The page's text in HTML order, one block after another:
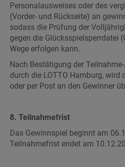
Personalausweises oder des
(Vorder- und Rückseite) an
sodass die Prüfung der
gegen die Glücksspielsperrdatei
Wege erfolgen kann.
Nach Bestätigung der
durch die LOTTO Hamburg, wird
oder per Post an den Gewinner
8. Teilnahmefrist
Das Gewinnspiel beginnt am
Teilnahmefrist endet am